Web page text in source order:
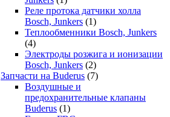
Реле протока датчики холла
Bosch, Junkers (1)
Теплообменники Bosch, Junkers
(4)
Электроды розжига и ионизации
Bosch, Junkers (2)
Запчасти на Buderus (7)
Воздушные и
предохранительные клапаны
Buderus (1)